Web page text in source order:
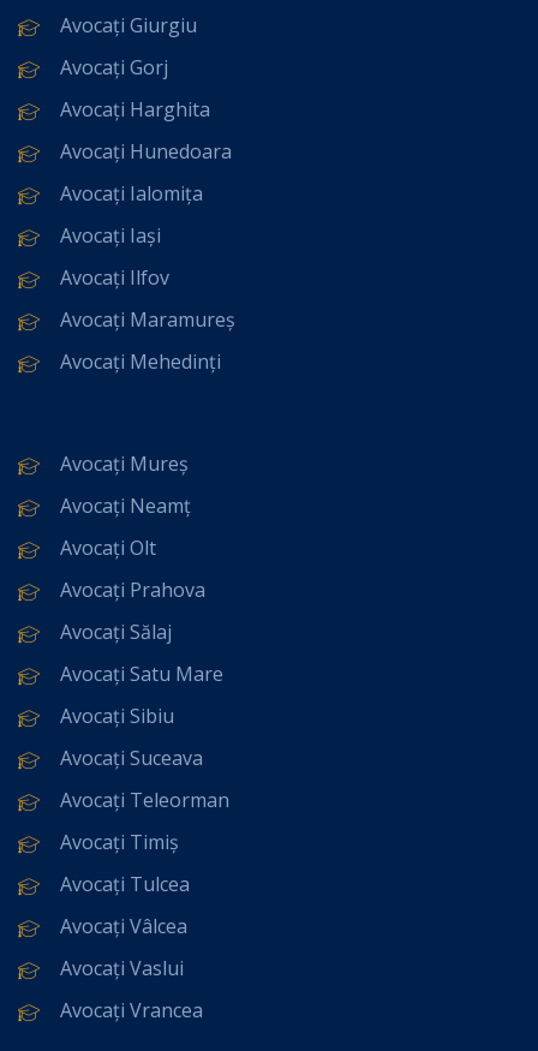
Avocați Giurgiu
Avocați Gorj
Avocați Harghita
Avocați Hunedoara
Avocați Ialomița
Avocați Iași
Avocați Ilfov
Avocați Maramureș
Avocați Mehedinți
Avocați Mureș
Avocați Neamț
Avocați Olt
Avocați Prahova
Avocați Sălaj
Avocați Satu Mare
Avocați Sibiu
Avocați Suceava
Avocați Teleorman
Avocați Timiș
Avocați Tulcea
Avocați Vâlcea
Avocați Vaslui
Avocați Vrancea